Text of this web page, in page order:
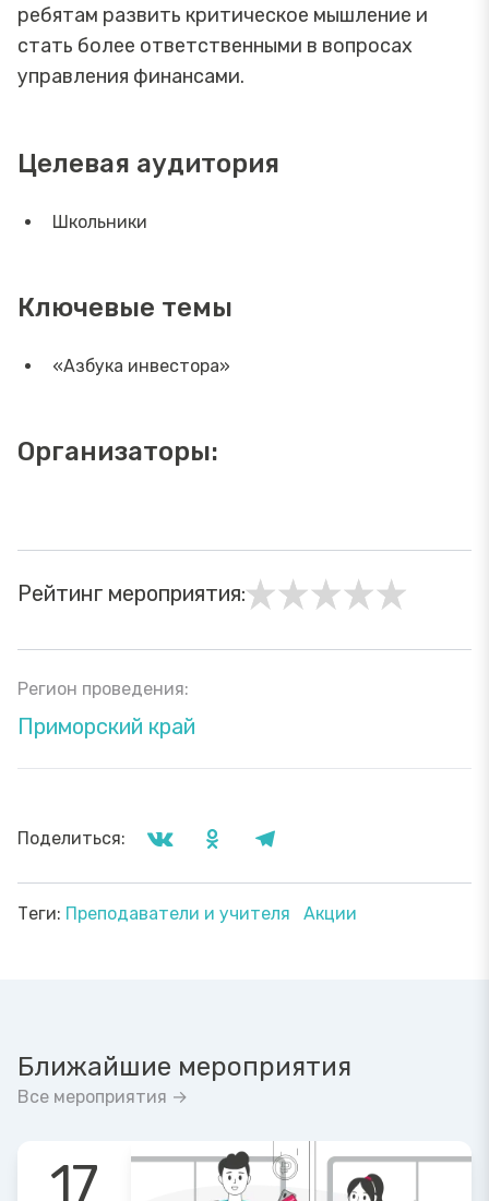
ребятам развить критическое мышление и
стать более ответственными в вопросах
управления финансами.
Целевая аудитория
Школьники
Ключевые темы
«Азбука инвестора»
Организаторы:
Рейтинг мероприятия:
Регион проведения:
Приморский край
Поделиться:
Теги: Преподаватели и учителя Акции
Ближайшие мероприятия
Все мероприятия →
17